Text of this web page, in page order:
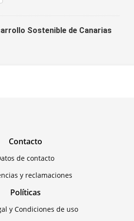
Sostenible de Canarias
Contacto
de contacto
y reclamaciones
Políticas
y Condiciones de uso